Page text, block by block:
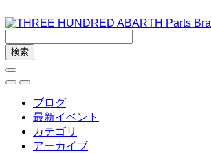
ブログ
最新イベント
カテゴリ
アーカイブ